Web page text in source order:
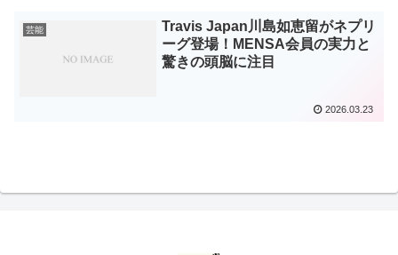
芸能
Travis Japan川島如恵留がネプリ
ーグ登場！MENSA会員の実力と
驚きの頭脳に注目
2026.03.23